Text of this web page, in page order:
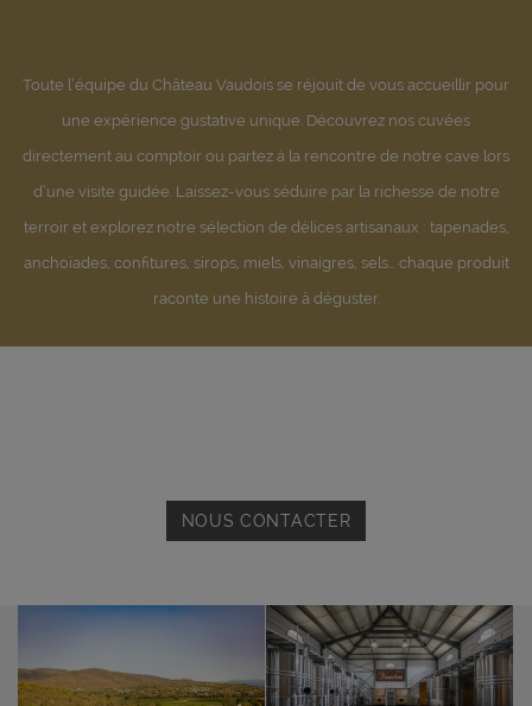
Toute l’équipe du Château Vaudois se réjouit de vous accueillir pour
une expérience gustative unique. Découvrez nos cuvées
directement au comptoir ou partez à la rencontre de notre cave lors
d’une visite guidée. Laissez-vous séduire par la richesse de notre
terroir et explorez notre sélection de délices artisanaux : tapenades,
anchoïades, confitures, sirops, miels, vinaigres, sels… chaque produit
raconte une histoire à déguster.
NOUS CONTACTER